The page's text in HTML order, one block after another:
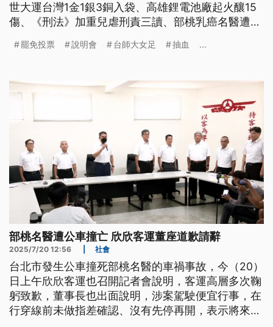
世大運台灣1金1銀3銅入袋、高雄鋰電池廠起火釀15
傷、《刑法》加重兒虐刑責三讀、部桃乳癌名醫遭公
罷免投票 說明會 台師大女足 抽血 ...
部桃名醫遭公車撞亡 欣欣客運董座道歉請辭
2025/7/20 12:56 社會
台北市發生公車撞死部桃名醫的車禍事故，今（20）
日上午欣欣客運也召開記者會說明，客運高層多次鞠
躬致歉，董事長也出面說明，涉案駕駛便宜行事，在
行穿線前未做指差確認、沒有先停再開，表示將來會